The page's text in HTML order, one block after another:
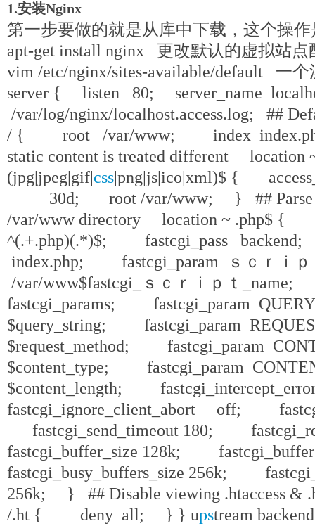
1.安装Nginx
第一步要做的就是从库中下载，这个操
apt-get install nginx 更改默认的虚拟站
vim /etc/nginx/sites-available/default 一
server { listen 80; server_name
/var/log/nginx/localhost.access.log; ##
/ { root /var/www; index
static content is treated different location
(jpg|jpeg|gif|css|png|js|ico|xml)$ {
30d; root /var/www; } ## Parse
/var/www directory location ~ .php$ {
^(.+.php)(.*)$; fastcgi_pass
index.php; fastcgi_param ｓｃｒｉｐ
/var/www$fastcgi_ｓｃｒｉｐｔ
fastcgi_params; fastcgi_param
$query_string; fastcgi_param
$request_method; fastcgi_param
$content_type; fastcgi_param
$content_length;
fastcgi_ignore_client_abort off;
fastcgi_send_timeout 180;
fastcgi_buffer_size 128k;
fastcgi_busy_buffers_size 256k;
256k; } ## Disable viewing .htaccess &
/.ht { deny all; } } upstream